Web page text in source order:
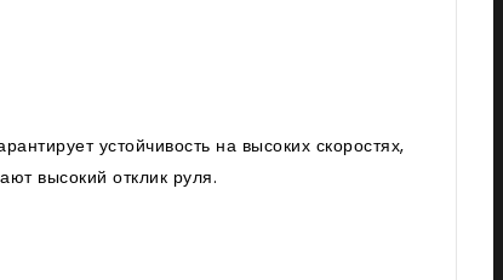
устойчивость на высоких скоростях,
высокий отклик руля.